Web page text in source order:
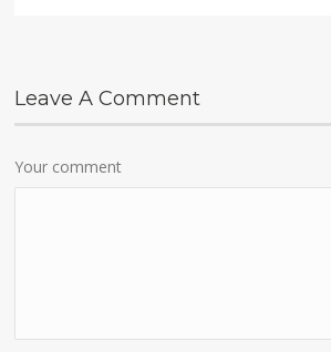
Leave A Comment
Your comment